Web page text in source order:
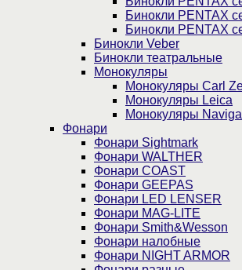
Бинокли PENTAX
Бинокли PENTAX
Бинокли Veber
Бинокли театральные
Монокуляры
Монокуляры Carl
Монокуляры Leica
Монокуляры
Фонари
Фонари Sightmark
Фонари WALTHER
Фонари COAST
Фонари GEEPAS
Фонари LED LENSER
Фонари MAG-LITE
Фонари Smith&Wesson
Фонари налобные
Фонари NIGHT ARMOR